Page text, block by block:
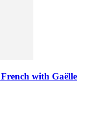
with Gaëlle